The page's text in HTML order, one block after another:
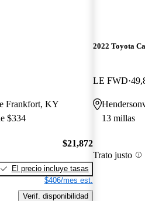
Frankfort, KY
$334
$21,872
El precio incluye tasas
$406/mes est.
Verif. disponibilidad
2022 Toyota
LE FWD
13 millas
Trato justo